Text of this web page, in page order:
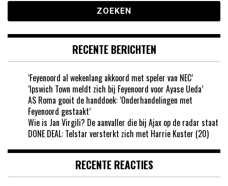
RECENTE BERICHTEN
‘Feyenoord al wekenlang akkoord met speler van NEC’
‘Ipswich Town meldt zich bij Feyenoord voor Ayase Ueda’
AS Roma gooit de handdoek: ‘Onderhandelingen met
Feyenoord gestaakt’
Wie is Jan Virgili? De aanvaller die bij Ajax op de radar staat
DONE DEAL: Telstar versterkt zich met Harrie Kuster (20)
RECENTE REACTIES